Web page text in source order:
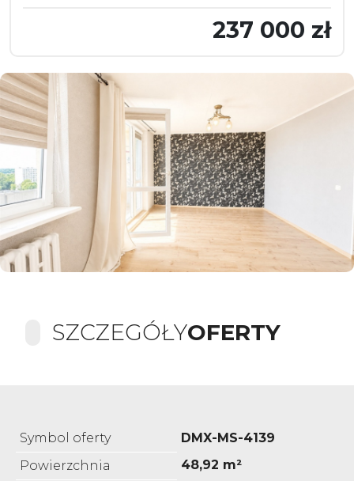
237 000 zł
SZCZEGÓŁYOFERTY
Symbol oferty
DMX-MS-4139
Powierzchnia
48,92 m²